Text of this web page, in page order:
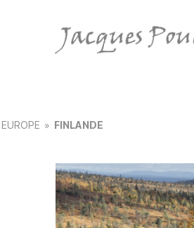
nature
EUROPE » FINLANDE